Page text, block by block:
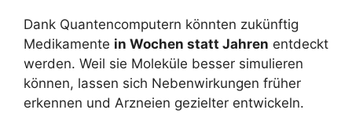
Dank Quantencomputern könnten zukünftig
Medikamente in Wochen statt Jahren entdeckt
werden. Weil sie Moleküle besser simulieren
können, lassen sich Nebenwirkungen früher
erkennen und Arzneien gezielter entwickeln.